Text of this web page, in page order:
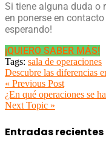
Si tiene alguna duda o
en ponerse en
esperando!
¡QUIERO SABER MÁS!
Tags: sala de operaciones
Descubre las diferencias
« Previous Post
¿En qué operaciones se
Next Topic »
Entradas recientes